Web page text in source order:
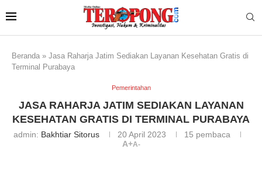
Beranda » Jasa Raharja Jatim Sediakan Layanan Kesehatan Gratis di
Terminal Purabaya
Pemerintahan
JASA RAHARJA JATIM SEDIAKAN LAYANAN
KESEHATAN GRATIS DI TERMINAL PURABAYA
admin: Bakhtiar Sitorus 20 April 2023 15 pembaca
A+A-